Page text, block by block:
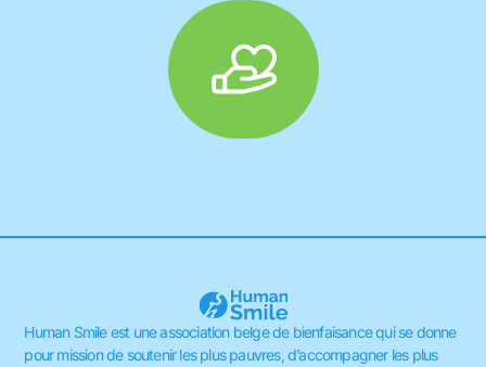
Human Smile est une association belge de bienfaisance qui se donne
pour mission de soutenir les plus pauvres, d’accompagner les plus